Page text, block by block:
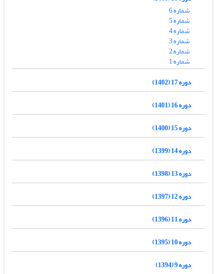
شماره 6
شماره 5
شماره 4
شماره 3
شماره 2
شماره 1
دوره 17 (1402)
دوره 16 (1401)
دوره 15 (1400)
دوره 14 (1399)
دوره 13 (1398)
دوره 12 (1397)
دوره 11 (1396)
دوره 10 (1395)
دوره 9 (1394)